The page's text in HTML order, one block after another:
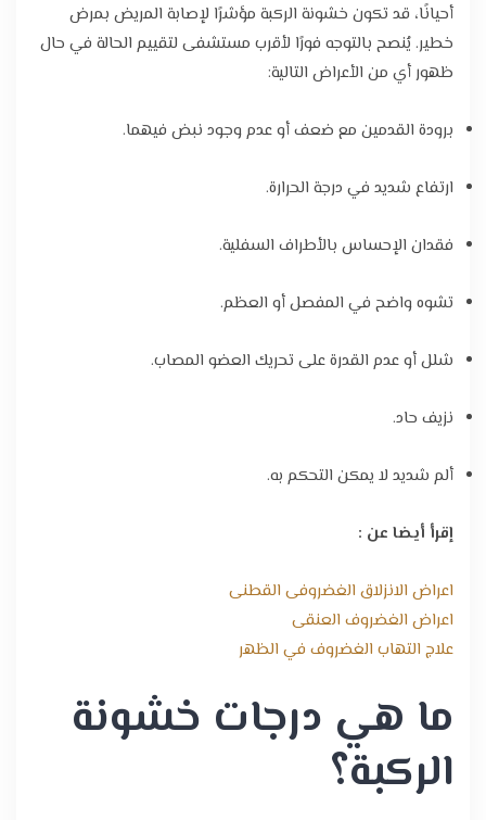
أحيانًا، قد تكون خشونة الركبة مؤشرًا لإصابة المريض بمرض
خطير. يُنصح بالتوجه فورًا لأقرب مستشفى لتقييم الحالة في حال
ظهور أي من الأعراض التالية:
برودة القدمين مع ضعف أو عدم وجود نبض فيهما.
ارتفاع شديد في درجة الحرارة.
فقدان الإحساس بالأطراف السفلية.
تشوه واضح في المفصل أو العظم.
شلل أو عدم القدرة على تحريك العضو المصاب.
نزيف حاد.
ألم شديد لا يمكن التحكم به.
إقرأ أيضا عن :
اعراض الانزلاق الغضروفى القطنى
اعراض الغضروف العنقى
علاج التهاب الغضروف في الظهر
ما هي درجات خشونة
الركبة؟